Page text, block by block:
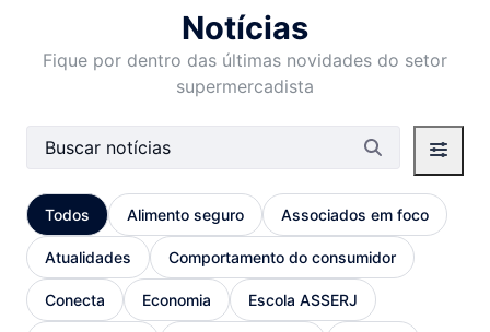
Notícias
Fique por dentro das últimas novidades do setor
supermercadista
Barra de busca
Todos Alimento seguro Associados em foco
Atualidades Comportamento do consumidor
Conecta Economia Escola ASSERJ